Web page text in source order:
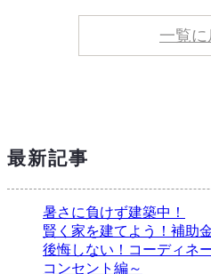
一覧に
最新記事
暑さに負けず建築中！
賢く家を建てよう！補助
後悔しない！コーディネ
コンセント編～